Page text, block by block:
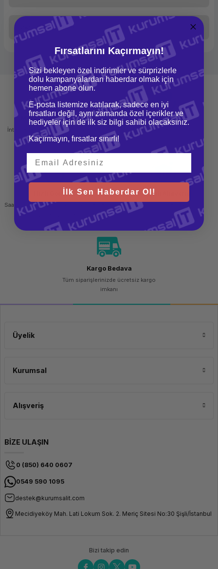
Yorum Yaz
Ürün hakkında henüz soru sorulmamış.
Taksit Seçenekleri
Mağazadan Teslimat
İnternetten sipariş et ve mağazadan
teslim al
İade ve Değişim
Kolay iade ve değişim imkanı
Hızlı Gönderi
Saat 15.00'a kadar yapılan siparişlerde
aynı gün kargo imkanı
Güvenli Alışveriş
256 bit SSL sertifikası
Kargo Bedava
Tüm siparişlerinizde ücretsiz kargo
imkanı
Üyelik
Kurumsal
Alışveriş
BİZE ULAŞIN
0 (850) 640 0607
0549 590 1095
destek@kurumsalit.com
Mecidiyeköy Mah. Lati Lokum Sok. 2. Meriç Sitesi No:30 Şişli/İstanbul
Bizi takip edin
Fırsatlarını Kaçırmayın!
Sizi bekleyen özel indirimler ve sürprizlerle
dolu kampanyalardan haberdar olmak için
hemen abone olun.
E-posta listemize katılarak, sadece en iyi
fırsatları değil, aynı zamanda özel içerikler ve
hediyeler için de ilk siz bilgi sahibi olacaksınız.
Kaçırmayın, fırsatlar sınırlı!
İlk Sen Haberdar Ol!